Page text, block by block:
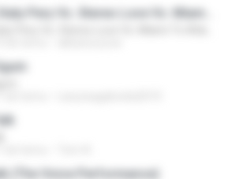
(The Voice Performance)